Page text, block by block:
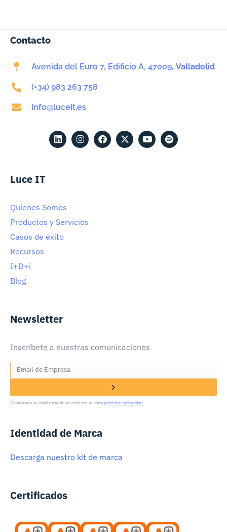
Contacto
Avenida del Euro 7, Edificio A, 47009, Valladolid
(+34) 983 263 758
info@luceit.es
Luce IT
Quienes Somos
Productos y Servicios
Casos de éxito
Recursos
I+D+i
Blog
Newsletter
Inscríbete a nuestras comunicaciones
Al enviarnos tu email estás de acuerdo con nuestra política de privacidad.
Identidad de Marca
Descarga nuestro kit de marca
Certificados